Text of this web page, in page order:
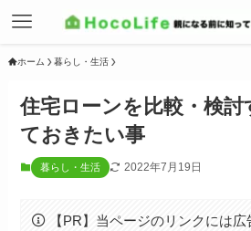
ホーム 暮らし・生活
住宅ローンを比較・検討
ておきたい事
暮らし・生活 2022年7月19日
【PR】当ページのリンクには